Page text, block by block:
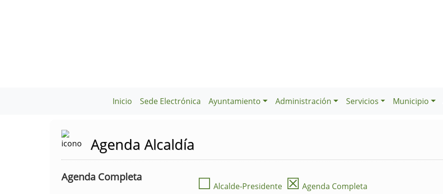
Inicio Sede Electrónica Ayuntamiento Administración Servicios Municipio
Agenda Alcaldía
Agenda Completa ☐ Alcalde-Presidente ☒ Agenda Completa